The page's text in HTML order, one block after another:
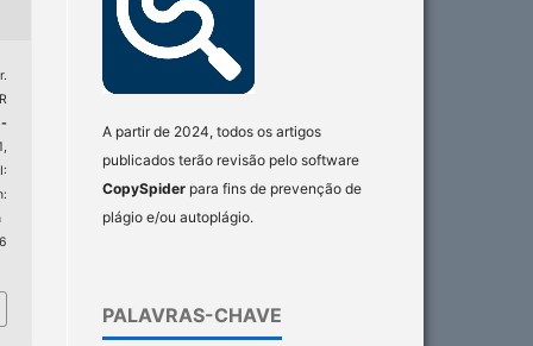
A partir de 2024, todos os artigos
publicados terão revisão pelo software
CopySpider para fins de prevenção de
plágio e/ou autoplágio.
PALAVRAS-CHAVE